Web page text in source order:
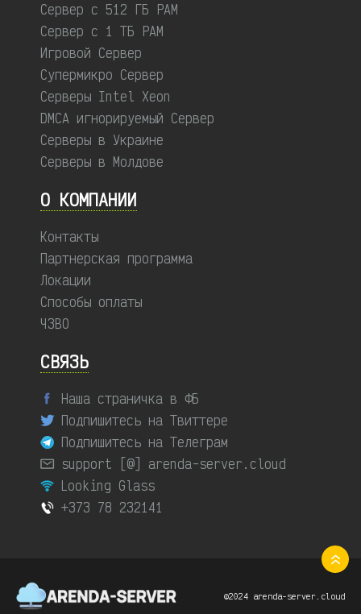
Сервер с 512 ГБ РАМ
Сервер с 1 ТБ РАМ
Игровой Сервер
Супермикро Сервер
Серверы Intel Xeon
DMCA игнорируемый Сервер
Серверы в Украине
Серверы в Молдове
О КОМПАНИИ
Контакты
Партнерская программа
Локации
Способы оплаты
ЧЗВО
СВЯЗЬ
Наша страничка в ФБ
Подпишитесь на Твиттере
Подпишитесь на Телеграм
support [@] arenda-server.cloud
Looking Glass
+373 78 232141
©2024 arenda-server.cloud